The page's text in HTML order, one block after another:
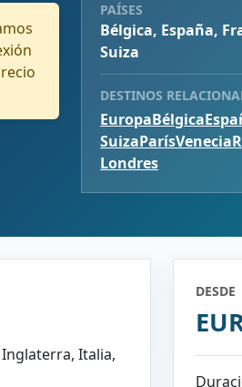
PAÍSES
Bélgica, España,
Suiza
DESTINOS
EuropaBélgica
SuizaParísVenecia
Londres
Inglaterra, Italia,
DESDE